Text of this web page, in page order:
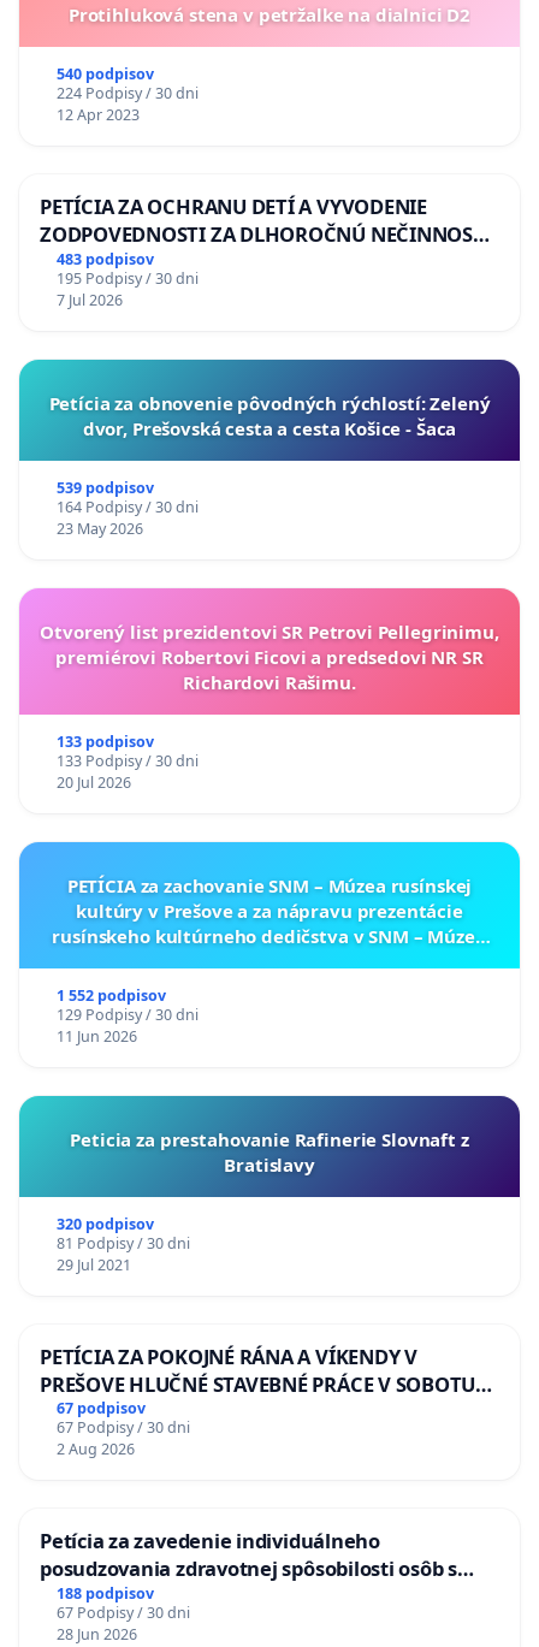
Protihluková stena v petržalke na dialnici D2
540 podpisov
224 Podpisy / 30 dni
12 Apr 2023
PETÍCIA ZA OCHRANU DETÍ A VYVODENIE
ZODPOVEDNOSTI ZA DLHOROČNÚ NEČINNOSŤ
A ZLYHANIE ŠTÁTU
483 podpisov
195 Podpisy / 30 dni
7 Jul 2026
​Petícia za obnovenie pôvodných rýchlostí: Zelený
dvor, Prešovská cesta a cesta Košice - Šaca
539 podpisov
164 Podpisy / 30 dni
23 May 2026
Otvorený list prezidentovi SR Petrovi Pellegrinimu,
premiérovi Robertovi Ficovi a predsedovi NR SR
Richardovi Rašimu.
133 podpisov
133 Podpisy / 30 dni
20 Jul 2026
PETÍCIA za zachovanie SNM – Múzea rusínskej
kultúry v Prešove a za nápravu prezentácie
rusínskeho kultúrneho dedičstva v SNM – Múzeu
1 552 podpisov
129 Podpisy / 30 dni
11 Jun 2026
Peticia za prestahovanie Rafinerie Slovnaft z
Bratislavy
320 podpisov
81 Podpisy / 30 dni
29 Jul 2021
PETÍCIA ZA POKOJNÉ RÁNA A VÍKENDY V
PREŠOVE HLUČNÉ STAVEBNÉ PRÁCE V SOBOTU
LEN OD 9.00 DO 13.00 HOD., CEZ PRACOVNÝ
TÝŽDEŇ CIEĽ 8.00 – 18.00 HOD. A PRAVIDELNÁ
KONTROLA STAVBY C-AREA NA
67 podpisov
67 Podpisy / 30 dni
2 Aug 2026
Petícia za zavedenie individuálneho
posudzovania zdravotnej spôsobilosti osôb s
diabetom 1. a 2. typu pri prijímaní do
Policajného zboru SR
188 podpisov
67 Podpisy / 30 dni
28 Jun 2026